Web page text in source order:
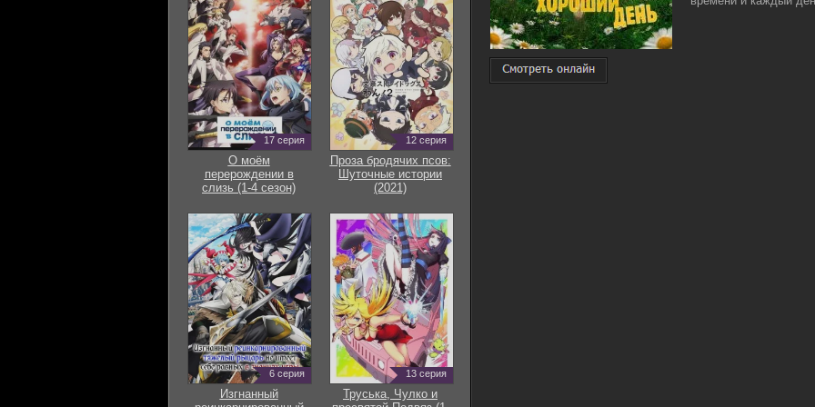
17 серия
О моём
перерождении в
слизь (1-4 сезон)
12 серия
Проза бродячих псов:
Шуточные истории
(2021)
6 серия
Изгнанный
13 серия
Труська, Чулко и